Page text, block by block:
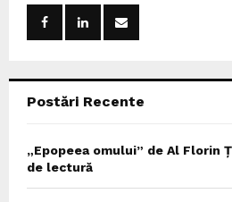
Postări Recente
„Epopeea omului” de Al Florin
de lectură